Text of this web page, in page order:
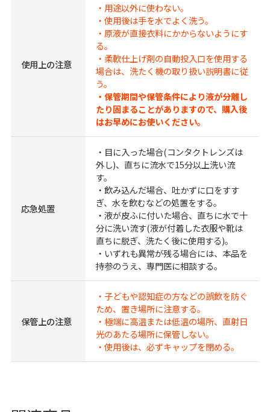
使用上の注意
・用途以外に使わない。
・使用後は手を水でよく洗う。
・原液が直接衣料にかからないようにす
る。
・柔軟仕上げ剤の自動投入口を使用する
場合は、洗たく機の取り扱い説明書に従
う。
・保管期間や保管条件により液が分離し
たり固まることがありますので、購入後
はお早めにお使いください。
応急処置
・目に入った場合(コンタクトレンズは
外し)、直ちに流水で15分以上洗い流
す。
・飲み込んだ場合、吐かずに口をすす
ぎ、水を飲むなどの処置をする。
・液が皮ふに付いた場合、直ちに水で十
分に洗い流す(液が付着した衣服や靴は
直ちに脱ぎ、洗たく後に使用する)。
・いずれも異常が残る場合には、本品を
持参のうえ、専門医に相談する。
保管上の注意
・子どもや認知症の方などの誤飲を防ぐ
ため、置き場所に注意する。
・極端に高温または低温の場所、直射日
光のあたる場所に保管しない。
・使用後は、必ずキャップを閉める。